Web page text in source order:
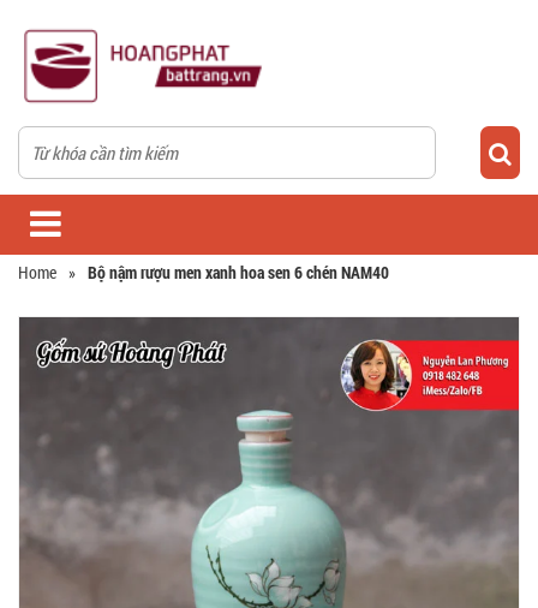
Home » Bộ nậm rượu men xanh hoa sen 6 chén NAM40